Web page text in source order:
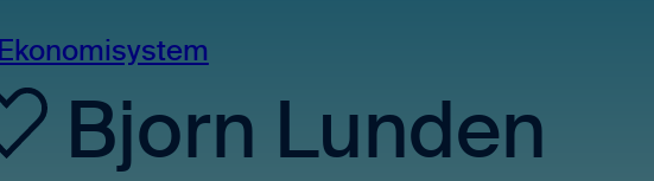
Ekonomisystem
Bjorn Lunden